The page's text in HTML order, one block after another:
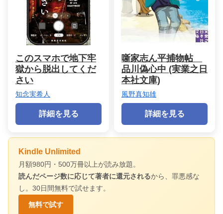
このスマホで地下牢
獄から脱出してくだ
さい
知念実希人
詳細を見る
噺家志ん平捕物帖
品川偽心中 (実業之日
本社文庫)
風野真知雄
詳細を見る
Kindle Unlimited
月額980円・500万冊以上が読み放題。
読んだページ数に応じて著者に還元されるから、罪悪感な
し。30日間無料で試せます。
無料で試す